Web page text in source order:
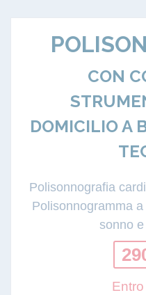
CON
DOMICILIO A
Polisonnografia
Polisonnogramma
sonno